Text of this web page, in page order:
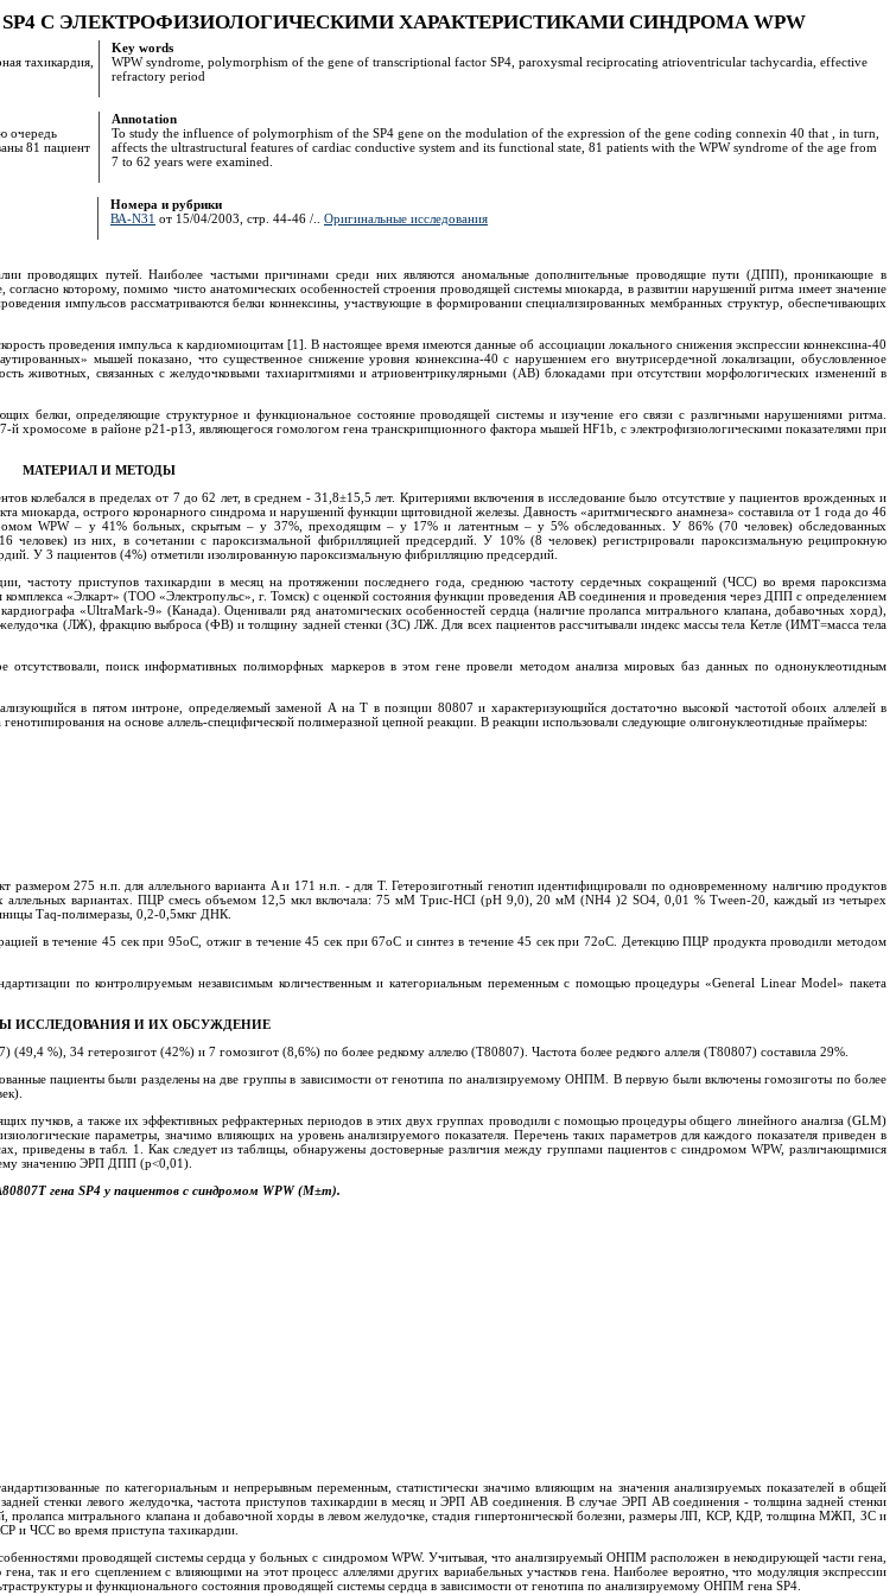
С ЭЛЕКТРОФИЗИОЛОГИЧЕСКИМИ ХАРАКТЕРИСТИКАМИ СИНДРОМА WPW
тахикардия,
Key words
WPW syndrome, polymorphism of the gene of transcriptional factor SP4, paroxysmal reciprocating atrioventricular tachycardia, effective
refractory period
очередь
81 пациент
Annotation
To study the influence of polymorphism of the SP4 gene on the modulation of the expression of the gene coding connexin 40 that , in turn,
affects the ultrastructural features of cardiac conductive system and its functional state, 81 patients with the WPW syndrome of the age from
7 to 62 years were examined.
Номера и рубрики
ВА-N31 от 15/04/2003, стр. 44-46 /.. Оригинальные исследования
проводящих путей. Наиболее частыми причинами среди них являются аномальные дополнительные проводящие пути (ДПП), проникающие в
которому, помимо чисто анатомических особенностей строения проводящей системы миокарда, в развитии нарушений ритма имеет значение
импульсов рассматриваются белки коннексины, участвующие в формировании специализированных мембранных структур, обеспечивающих
проведения импульса к кардиомиоцитам [1]. В настоящее время имеются данные об ассоциации локального снижения экспрессии коннексина-40
мышей показано, что существенное снижение уровня коннексина-40 с нарушением его внутрисердечной локализации, обусловленное
животных, связанных с желудочковыми тахиаритмиями и атриовентрикулярными (АВ) блокадами при отсутствии морфологических изменений в
белки, определяющие структурное и функциональное состояние проводящей системы и изучение его связи с различными нарушениями ритма.
й хромосоме в районе p21-p13, являющегося гомологом гена транскрипционного фактора мышей НF1b, с электрофизиологическими показателями при
МАТЕРИАЛ И МЕТОДЫ
в пределах от 7 до 62 лет, в среднем - 31,8±15,5 лет. Критериями включения в исследование было отсутствие у пациентов врожденных и
миокарда, острого коронарного синдрома и нарушений функции щитовидной железы. Давность «аритмического анамнеза» составила от 1 года до 46
WPW – у 41% больных, скрытым – у 37%, преходящим – у 17% и латентным – у 5% обследованных. У 86% (70 человек) обследованных
из них, в сочетании с пароксизмальной фибрилляцией предсердий. У 10% (8 человек) регистрировали пароксизмальную реципрокную
У 3 пациентов (4%) отметили изолированную пароксизмальную фибрилляцию предсердий.
частоту приступов тахикардии в месяц на протяжении последнего года, среднюю частоту сердечных сокращений (ЧСС) во время пароксизма
«Элкарт» (ТОО «Электропульс», г. Томск) с оценкой состояния функции проведения АВ соединения и проведения через ДПП с определением
«UltraMark-9» (Канада). Оценивали ряд анатомических особенностей сердца (наличие пролапса митрального клапана, добавочных хорд),
(ЛЖ), фракцию выброса (ФВ) и толщину задней стенки (ЗС) ЛЖ. Для всех пациентов рассчитывали индекс массы тела Кетле (ИМТ=масса тела
поиск информативных полиморфных маркеров в этом гене провели методом анализа мировых баз данных по однонуклеотидным
в пятом интроне, определяемый заменой А на Т в позиции 80807 и характеризующийся достаточно высокой частотой обоих аллелей в
на основе аллель-специфической полимеразной цепной реакции. В реакции использовали следующие олигонуклеотидные праймеры:
размером 275 н.п. для аллельного варианта A и 171 н.п. - для T. Гетерозиготный генотип идентифицировали по одновременному наличию продуктов
вариантах. ПЦР смесь объемом 12,5 мкл включала: 75 мM Трис-HCI (pH 9,0), 20 мM (NH4 )2 SO4, 0,01 % Тween-20, каждый из четырех
Тaq-полимеразы, 0,2-0,5мкг ДНК.
в течение 45 сек при 95оС, отжиг в течение 45 сек при 67оС и синтез в течение 45 сек при 72оС. Детекцию ПЦР продукта проводили методом
по контролируемым независимым количественным и категориальным переменным с помощью процедуры «General Linear Model» пакета
ИССЛЕДОВАНИЯ И ИХ ОБСУЖДЕНИЕ
%), 34 гетерозигот (42%) и 7 гомозигот (8,6%) по более редкому аллелю (T80807). Частота более редкого аллеля (T80807) составила 29%.
пациенты были разделены на две группы в зависимости от генотипа по анализируемому ОНПМ. В первую были включены гомозиготы по более
пучков, а также их эффективных рефрактерных периодов в этих двух группах проводили с помощью процедуры общего линейного анализа (GLM)
параметры, значимо влияющих на уровень анализируемого показателя. Перечень таких параметров для каждого показателя приведен в
приведены в табл. 1. Как следует из таблицы, обнаружены достоверные различия между группами пациентов с синдромом WPW, различающимися
значению ЭРП ДПП (р<0,01).
гена SP4 у пациентов с синдромом WPW (M±m).
по категориальным и непрерывным переменным, статистически значимо влияющим на значения анализируемых показателей в общей
стенки левого желудочка, частота приступов тахикардии в месяц и ЭРП АВ соединения. В случае ЭРП АВ соединения - толщина задней стенки
митрального клапана и добавочной хорды в левом желудочке, стадия гипертонической болезни, размеры ЛП, КСР, КДР, толщина МЖП, ЗС и
и ЧСС во время приступа тахикардии.
проводящей системы сердца у больных с синдромом WPW. Учитывая, что анализируемый ОНПМ расположен в некодирующей части гена,
так и его сцеплением с влияющими на этот процесс аллелями других вариабельных участков гена. Наиболее вероятно, что модуляция экспрессии
и функционального состояния проводящей системы сердца в зависимости от генотипа по анализируемому ОНПМ гена SP4.